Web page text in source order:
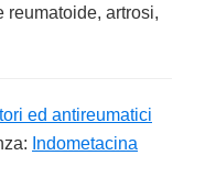
reumatoide, artrosi,
ed antireumatici
Indometacina